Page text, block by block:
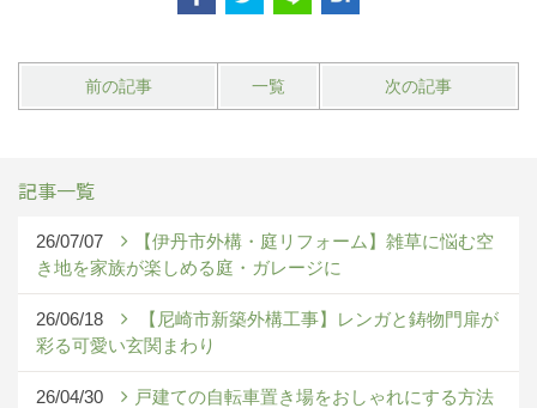
前の記事 一覧 次の記事
記事一覧
26/07/07
【伊丹市外構・庭リフォーム】雑草に悩む空
き地を家族が楽しめる庭・ガレージに
26/06/18
【尼崎市新築外構工事】レンガと鋳物門扉が
彩る可愛い玄関まわり
26/04/30
戸建ての自転車置き場をおしゃれにする方法